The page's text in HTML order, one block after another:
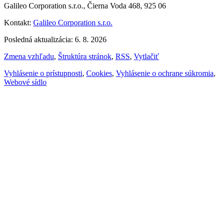
Galileo Corporation s.r.o., Čierna Voda 468, 925 06
Kontakt: Galileo Corporation s.r.o.
Posledná aktualizácia: 6. 8. 2026
Zmena vzhľadu, Štruktúra stránok, RSS, Vytlačiť
Vyhlásenie o prístupnosti, Cookies, Vyhlásenie o ochrane súkromia,
Webové sídlo